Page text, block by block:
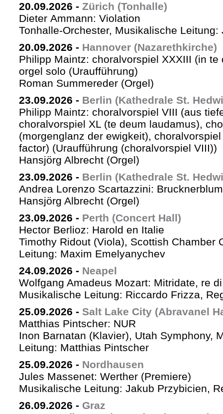
20.09.2026 - Zürich (Tonhalle)
Dieter Ammann: Violation
Tonhalle-Orchester, Musikalische Leitung:
20.09.2026 - Hannover (Nazarethkirche)
Philipp Maintz: choralvorspiel XXXIII (in te
orgel solo (Uraufführung)
Roman Summereder (Orgel)
23.09.2026 - Berlin (Kathedrale St.
Philipp Maintz: choralvorspiel VIII (aus
choralvorspiel XL (te deum laudamus),
(morgenglanz der ewigkeit),
factor) (Uraufführung (choralvorspiel VIII))
Hansjörg Albrecht (Orgel)
23.09.2026 - Berlin (Kathedrale St.
Andrea Lorenzo Scartazzini:
Hansjörg Albrecht (Orgel)
23.09.2026 - Perth (Concert Hall)
Hector Berlioz: Harold en Italie
Timothy Ridout (Viola), Scottish Chamber
Leitung: Maxim Emelyanychev
24.09.2026 - Neapel
Wolfgang Amadeus Mozart: Mitridate, re
Musikalische Leitung: Riccardo Frizza,
25.09.2026 - Salt Lake City (Abravanel
Matthias Pintscher: NUR
Inon Barnatan (Klavier), Utah Symphony,
Leitung: Matthias Pintscher
25.09.2026 - Nordhausen
Jules Massenet: Werther (Premiere)
Musikalische Leitung: Jakub Przybicien,
26.09.2026 - Graz